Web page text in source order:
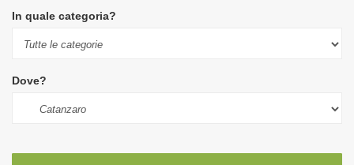
In quale categoria?
Dove?